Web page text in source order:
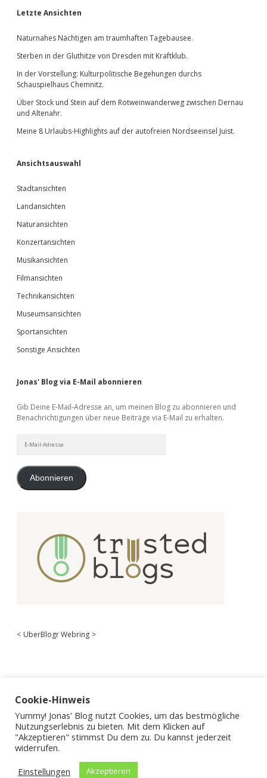
Sidebar
Letzte Ansichten
Naturnahes Nächtigen am traumhaften Tagebausee.
Sterben in der Gluthitze von Dresden mit Kraftklub.
In der Vorstellung: Kulturpolitische Begehungen durchs
Schauspielhaus Chemnitz.
Über Stock und Stein auf dem Rotweinwanderweg zwischen Dernau
und Altenahr.
Meine 8 Urlaubs-Highlights auf der autofreien Nordseeinsel Juist.
Ansichtsauswahl
Stadtansichten
Landansichten
Naturansichten
Konzertansichten
Musikansichten
Filmansichten
Technikansichten
Museumsansichten
Sportansichten
Sonstige Ansichten
Jonas' Blog via E-Mail abonnieren
Gib Deine E-Mail-Adresse an, um meinen Blog zu abonnieren und
Benachrichtigungen über neue Beiträge via E-Mail zu erhalten.
Mail-
Abonnieren
< UberBlogr Webring >
Cookie-Hinweis
Yummy! Jonas' Blog nutzt Cookies, um das bestmögliche
Nutzungserlebnis zu bieten. Mit dem Klicken auf
"Akzeptieren" stimmst Du dem zu. Du kannst jederzeit
widerrufen.
Einstellungen
Akzeptieren